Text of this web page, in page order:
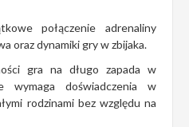
połączenie adrenaliny
oraz dynamiki gry w zbijaka.
gra na długo zapada w
wymaga doświadczenia w
rodzinami bez względu na